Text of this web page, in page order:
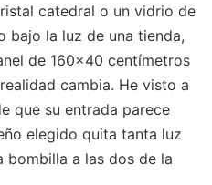
catedral o un vidrio de
bajo la luz de una tienda,
de 160x40 centímetros
cambia. He visto a
que su entrada parece
elegido quita tanta luz
bombilla a las dos de la